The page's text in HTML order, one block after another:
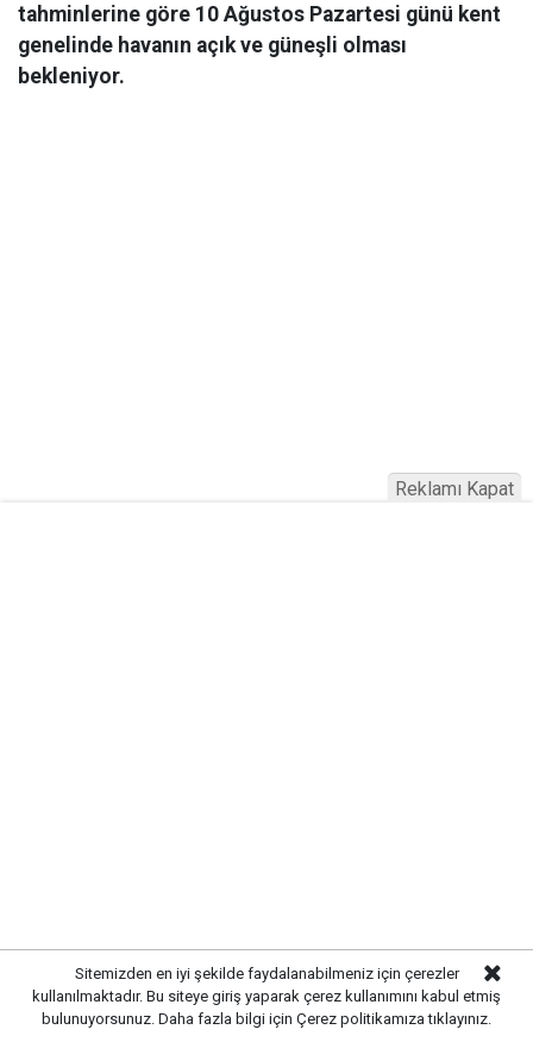
tahminlerine göre 10 Ağustos Pazartesi günü kent
genelinde havanın açık ve güneşli olması
bekleniyor.
kıyafetlerin tercih edilmesi ve güneşten koruyucu
önlemlerin alınması gerektiği belirtiliyor.
Sitemizden en iyi şekilde faydalanabilmeniz için çerezler
kullanılmaktadır. Bu siteye giriş yaparak çerez kullanımını kabul etmiş
bulunuyorsunuz. Daha fazla bilgi için Çerez politikamıza tıklayınız.
Reklamı Kapat